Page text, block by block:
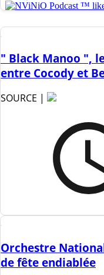
" Black Manoo ",
entre Cocody et
SOURCE |
Orchestre
de fête endiablée